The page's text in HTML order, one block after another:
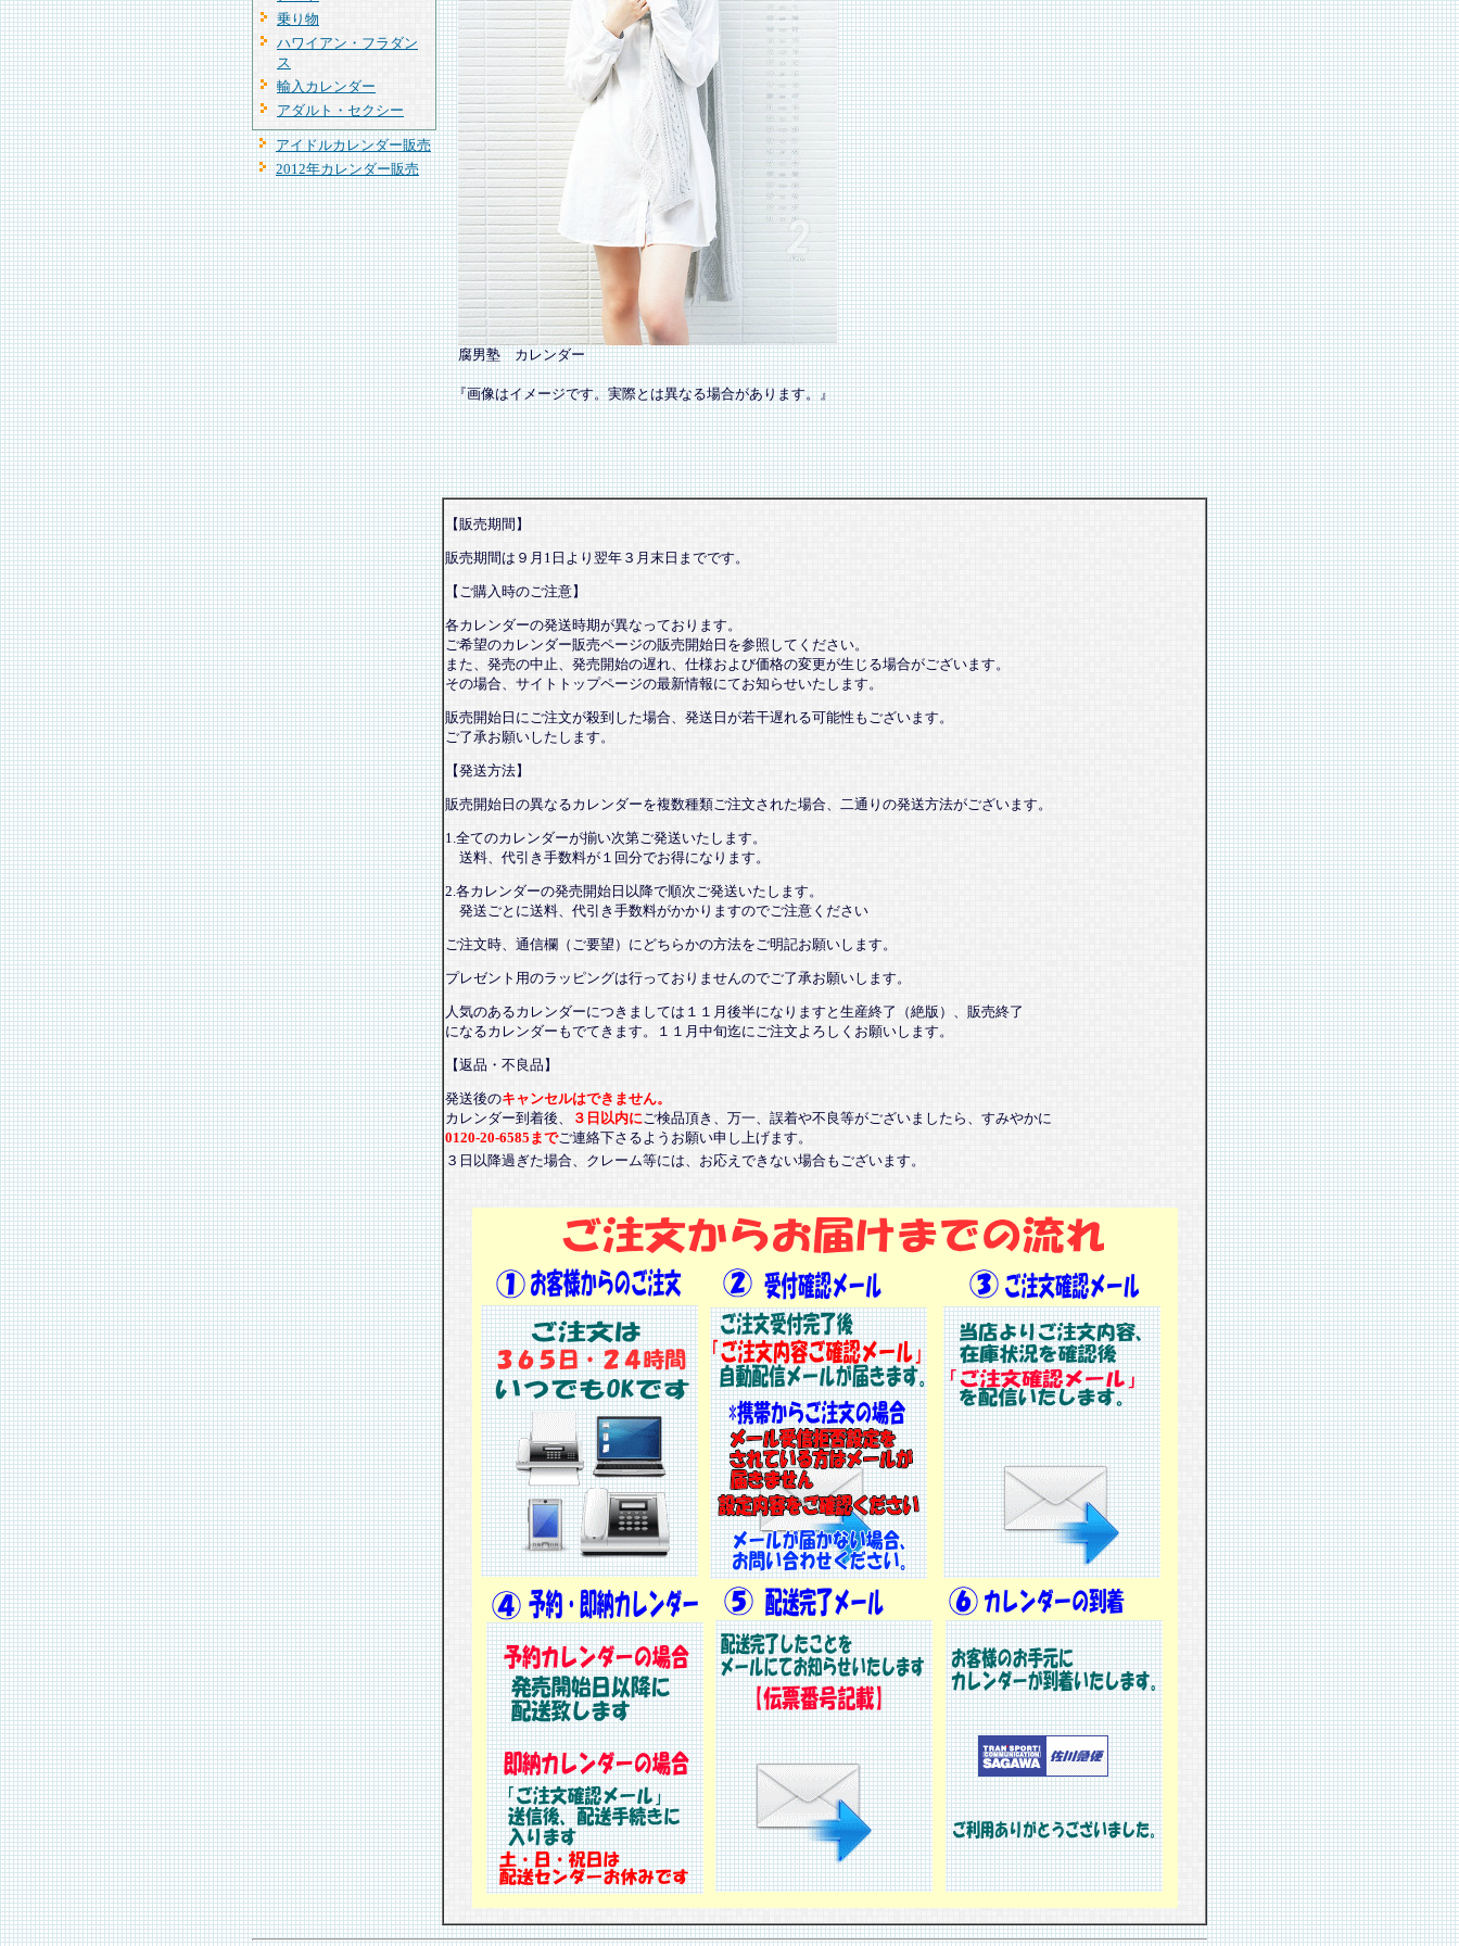
乗り物
ハワイアン・フラダン
ス
輸入カレンダー
アダルト・セクシー
アイドルカレンダー販売
2012年カレンダー販売
腐男塾 カレンダー
『画像はイメージです。実際とは異なる場合があります。』
【販売期間】
販売期間は９月1日より翌年３月末日までです。
【ご購入時のご注意】
各カレンダーの発送時期が異なっております。
ご希望のカレンダー販売ページの販売開始日を参照してください。
また、発売の中止、発売開始の遅れ、仕様および価格の変更が生じる場合がございます。
その場合、サイトトップページの最新情報にてお知らせいたします。
販売開始日にご注文が殺到した場合、発送日が若干遅れる可能性もございます。
ご了承お願いしたします。
【発送方法】
販売開始日の異なるカレンダーを複数種類ご注文された場合、二通りの発送方法がございます。
1.全てのカレンダーが揃い次第ご発送いたします。
送料、代引き手数料が１回分でお得になります。
2.各カレンダーの発売開始日以降で順次ご発送いたします。
発送ごとに送料、代引き手数料がかかりますのでご注意ください
ご注文時、通信欄（ご要望）にどちらかの方法をご明記お願いします。
プレゼント用のラッピングは行っておりませんのでご了承お願いします。
人気のあるカレンダーにつきましては１１月後半になりますと生産終了（絶版）、販売終了
になるカレンダーもでてきます。１１月中旬迄にご注文よろしくお願いします。
【返品・不良品】
発送後のキャンセルはできません。
カレンダー到着後、
３日以内に ご検品頂き、万一、誤着や不良等がございましたら、すみやかに
0120-20-6585までご連絡下さるようお願い申し上げます。
３日以降過ぎた場合、クレーム等には、お応えできない場合もございます。